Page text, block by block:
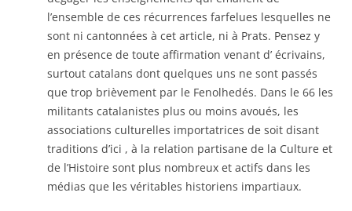
l’ensemble de ces récurrences farfelues lesquelles ne
sont ni cantonnées à cet article, ni à Prats. Pensez y
en présence de toute affirmation venant d’ écrivains,
surtout catalans dont quelques uns ne sont passés
que trop brièvement par le Fenolhedés. Dans le 66 les
militants catalanistes plus ou moins avoués, les
associations culturelles importatrices de soit disant
traditions d’ici , à la relation partisane de la Culture et
de l’Histoire sont plus nombreux et actifs dans les
médias que les véritables historiens impartiaux.